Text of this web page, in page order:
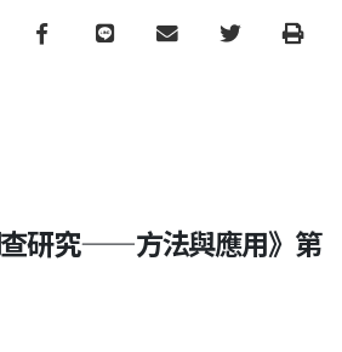
Facebook
line email TwitterPrint
研究——方法與應用》第